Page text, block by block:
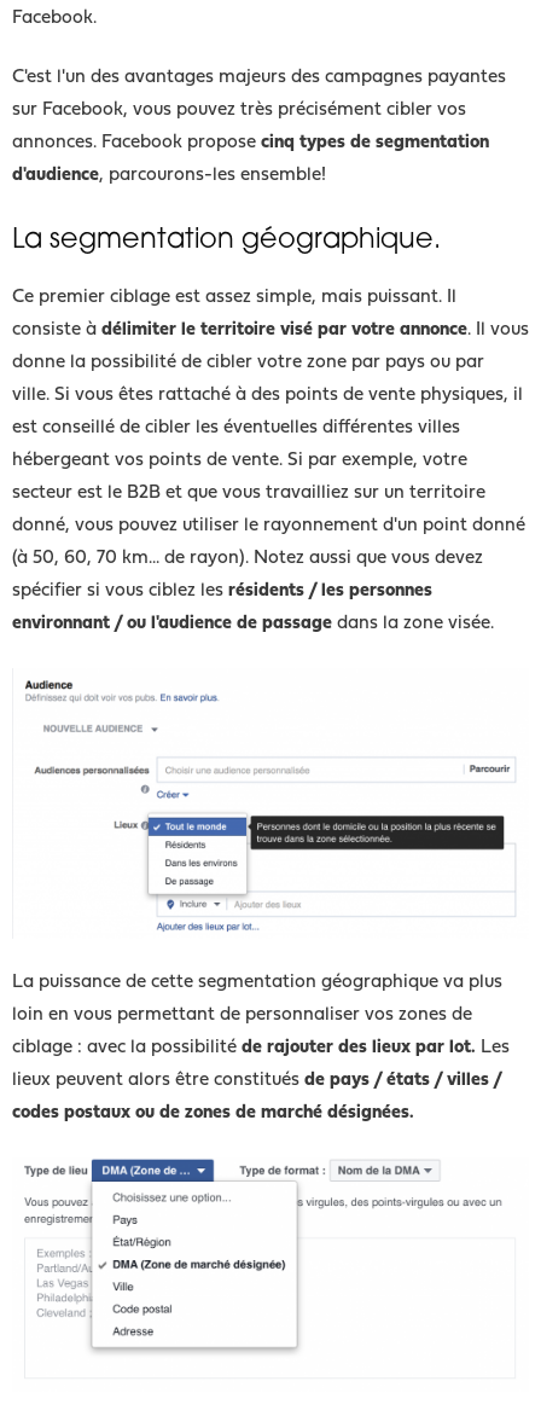
Facebook.
C'est l'un des avantages majeurs des campagnes payantes
sur Facebook, vous pouvez très précisément cibler vos
annonces. Facebook propose cinq types de segmentation
d'audience, parcourons-les ensemble!
La segmentation géographique.
Ce premier ciblage est assez simple, mais puissant. Il
consiste à délimiter le territoire visé par votre annonce. Il vous
donne la possibilité de cibler votre zone par pays ou par
ville. Si vous êtes rattaché à des points de vente physiques, il
est conseillé de cibler les éventuelles différentes villes
hébergeant vos points de vente. Si par exemple, votre
secteur est le B2B et que vous travailliez sur un territoire
donné, vous pouvez utiliser le rayonnement d'un point donné
(à 50, 60, 70 km... de rayon). Notez aussi que vous devez
spécifier si vous ciblez les résidents / les personnes
environnant / ou l'audience de passage dans la zone visée.
La puissance de cette segmentation géographique va plus
loin en vous permettant de personnaliser vos zones de
ciblage : avec la possibilité de rajouter des lieux par lot. Les
lieux peuvent alors être constitués de pays / états / villes /
codes postaux ou de zones de marché désignées.